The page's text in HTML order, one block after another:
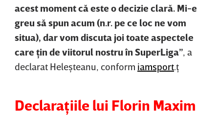
acest moment că este o decizie clară. Mi-e
greu să spun acum (n.r. pe ce loc ne vom
situa), dar vom discuta joi toate aspectele
care ţin de viitorul nostru în SuperLiga”, a
declarat Heleşteanu, conform iamsport.ţ
Declaraţiile lui Florin Maxim